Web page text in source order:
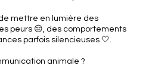
mettre en lumière des
peurs 😔, des comportements
parfois silencieuses 🤍.
animale ?